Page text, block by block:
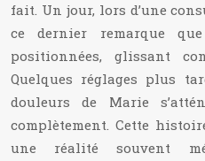
fait. Un jour, lors d’une
ce dernier remarque
positionnées, glissant
Quelques réglages plus
douleurs de Marie
complètement. Cette
une réalité souvent